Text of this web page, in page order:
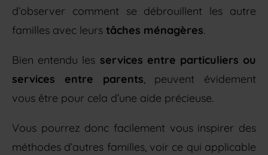
d’observer comment se débrouillent les autre
familles avec leurs tâches ménagères.
Bien entendu les services entre particuliers ou
services entre parents, peuvent évidement
vous être pour cela d’une aide précieuse.
Vous pourrez donc facilement vous inspirer des
méthodes d’autres familles, voir ce qui applicable